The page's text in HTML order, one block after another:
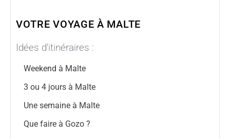
VOTRE VOYAGE À MALTE
Idées d’itinéraires :
Weekend à Malte
3 ou 4 jours à Malte
Une semaine à Malte
Que faire à Gozo ?